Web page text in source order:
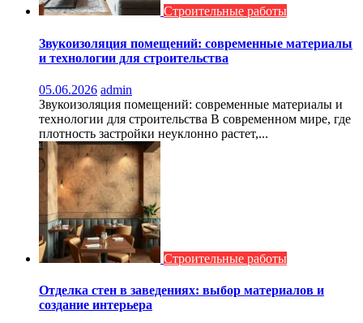
Строительные работы
Звукоизоляция помещений: современные материалы
и технологии для строительства
05.06.2026 admin
Звукоизоляция помещений: современные материалы и
технологии для строительства В современном мире, где
плотность застройки неуклонно растет,...
Строительные работы
Отделка стен в заведениях: выбор материалов и
создание интерьера